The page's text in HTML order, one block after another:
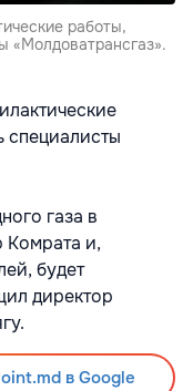
работы,
«Молдоватрансгаз».
специалисты
газа в
Комрата и,
будет
директор
в Google